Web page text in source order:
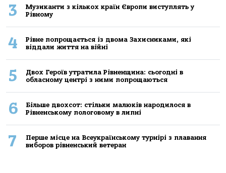
3
Музиканти з кількох країн Європи виступлять у
Рівному
4
Рівне попрощається із двома Захисниками, які
віддали життя на війні
5
Двох Героїв утратила Рівненщина: сьогодні в
обласному центрі з ними попрощаються
6
Більше двохсот: стільки малюків народилося в
Рівненському пологовому в липні
7
Перше місце на Всеукраїнському турнірі з плавання
виборов рівненський ветеран